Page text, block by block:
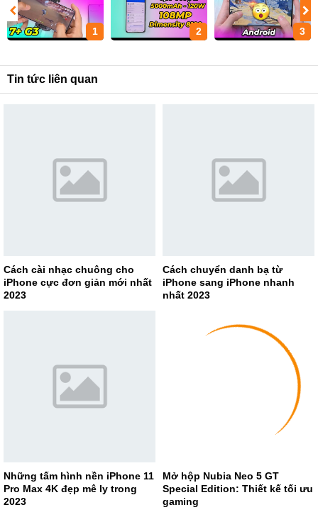
1 2 3
Tin tức liên quan
Cách cài nhạc chuông cho
iPhone cực đơn giản mới nhất
2023
Cách chuyển danh bạ từ
iPhone sang iPhone nhanh
nhất 2023
Những tấm hình nền iPhone 11
Pro Max 4K đẹp mê ly trong
2023
Mở hộp Nubia Neo 5 GT
Special Edition: Thiết kế tối ưu
gaming